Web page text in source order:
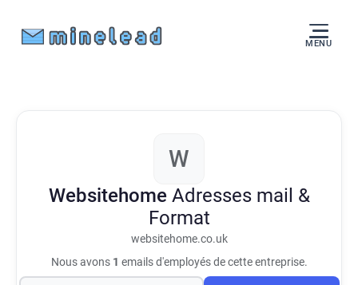
MENU
W
Websitehome Adresses mail &
Format
websitehome.co.uk
Nous avons 1 emails d'employés de cette entreprise.